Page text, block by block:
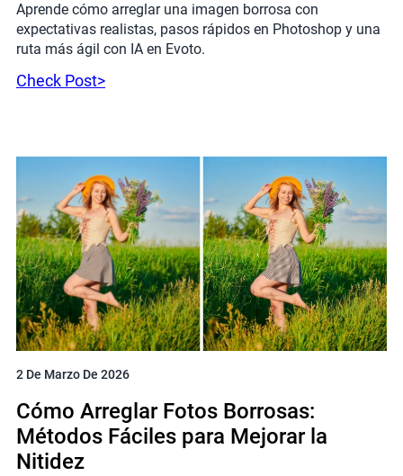
Aprende cómo arreglar una imagen borrosa con
expectativas realistas, pasos rápidos en Photoshop y una
ruta más ágil con IA en Evoto.
Check Post>
2 De Marzo De 2026
Cómo Arreglar Fotos Borrosas:
Métodos Fáciles para Mejorar la
Nitidez